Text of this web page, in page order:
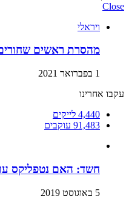
Close
ויראלי
מהסרת ראשים שחורים ועד הפחתת צלוליט: 9
1 בפברואר 2021
עקבו אחרינו
4,440 לייקים
91,483 עוקבים
חשד: האם נטפליקס
5 באוגוסט 2019